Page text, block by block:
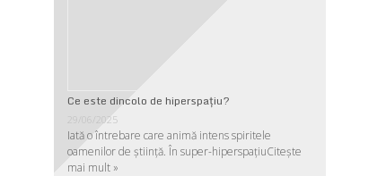
Ce este dincolo de hiperspaţiu?
29/06/2025
Iată o întrebare care animă intens spiritele
oamenilor de ştiinţă. În super-hiperspaţiuCitește
mai mult »